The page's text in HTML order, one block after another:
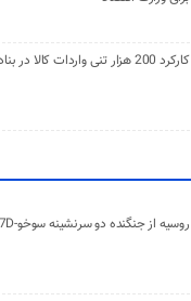
کارکرد 200 هزار تنی واردات کالا در بنادر مازندران
روسیه از جنگنده دو سرنشینه سوخو-57D رونمایی کرد